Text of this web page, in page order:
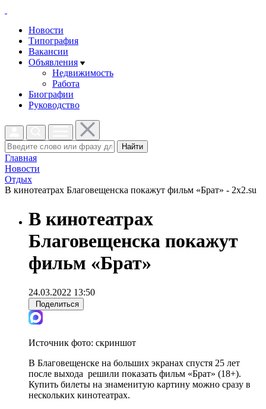
Новости
Типография
Вакансии
Объявления
Недвижимость
Работа
Биографии
Руководство
Найти
Главная
Новости
Отдых
В кинотеатрах Благовещенска покажут фильм «Брат» - 2x2.su
В кинотеатрах
Благовещенска покажут
фильм «Брат»
24.03.2022 13:50
Поделиться
Источник фото: скриншот
В Благовещенске на больших экранах спустя 25 лет
после выхода решили показать фильм «Брат» (18+).
Купить билеты на знаменитую картину можно сразу в
нескольких кинотеатрах.